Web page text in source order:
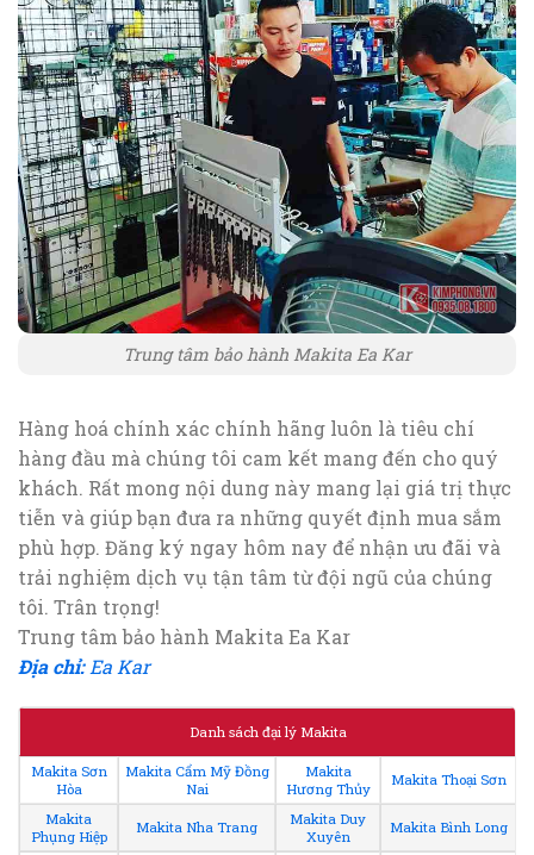
Trung tâm bảo hành Makita Ea Kar
Hàng hoá chính xác chính hãng luôn là tiêu chí
hàng đầu mà chúng tôi cam kết mang đến cho quý
khách. Rất mong nội dung này mang lại giá trị thực
tiễn và giúp bạn đưa ra những quyết định mua sắm
phù hợp. Đăng ký ngay hôm nay để nhận ưu đãi và
trải nghiệm dịch vụ tận tâm từ đội ngũ của chúng
tôi. Trân trọng!
Trung tâm bảo hành Makita Ea Kar
Địa chỉ: Ea Kar
Danh sách đại lý Makita
Makita Sơn
Hòa
Makita Cẩm Mỹ Đồng
Nai
Makita
Hương Thủy
Makita Thoại Sơn
Makita
Phụng Hiệp
Makita Nha Trang
Makita Duy
Xuyên
Makita Bình Long